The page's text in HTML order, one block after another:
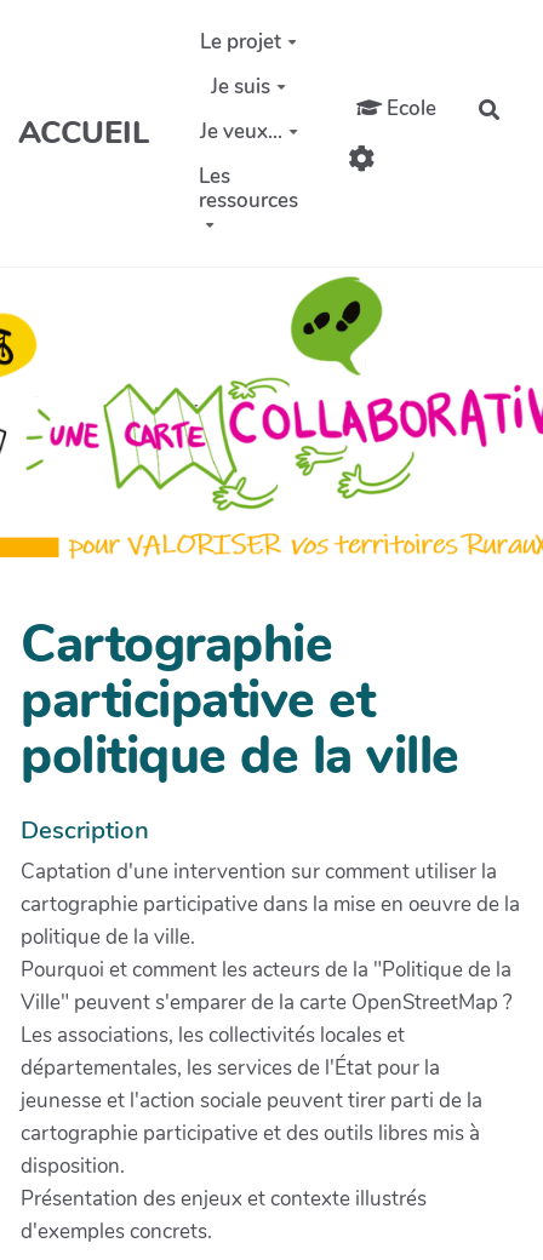
Aller au contenu principal
ACCUEIL
Le projet
Je suis
Je veux...
Les
ressources
Ecole
Cartographie
participative et
politique de la ville
Description
Captation d'une intervention sur comment utiliser la
cartographie participative dans la mise en oeuvre de la
politique de la ville.
Pourquoi et comment les acteurs de la "Politique de la
Ville" peuvent s'emparer de la carte OpenStreetMap ?
Les associations, les collectivités locales et
départementales, les services de l'État pour la
jeunesse et l'action sociale peuvent tirer parti de la
cartographie participative et des outils libres mis à
disposition.
Présentation des enjeux et contexte illustrés
d'exemples concrets.